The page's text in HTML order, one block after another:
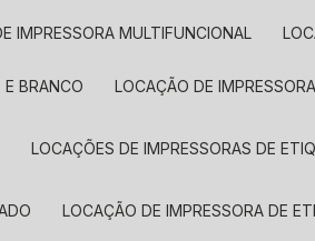
IMPRESSORA MULTIFUNCIONAL
E BRANCO LOCAÇÃO DE
LOCAÇÕES DE IMPRESSORAS DE
LOCAÇÃO DE IMPRESSORA DE